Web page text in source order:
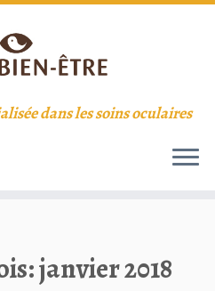
dans les soins oculaires
janvier 2018